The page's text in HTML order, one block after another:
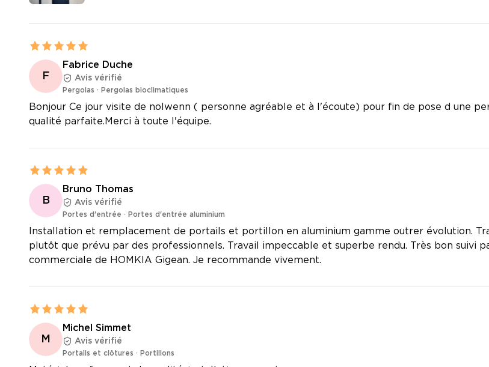
F
Fabrice Duche
Avis vérifié
Pergolas · Pergolas bioclimatiques
Bonjour Ce jour visite de nolwenn ( personne agréable et à l'écoute) pour fin de pose d une
qualité parfaite.Merci à toute l'équipe.
B
Bruno Thomas
Avis vérifié
Portes d'entrée · Portes d'entrée aluminium
Installation et remplacement de portails et portillon en aluminium gamme outrer évolution.
plutôt que prévu par des professionnels. Travail impeccable et superbe rendu. Très bon suivi
commerciale de HOMKIA Gigean. Je recommande vivement.
M
Michel Simmet
Avis vérifié
Portails et clôtures · Portillons